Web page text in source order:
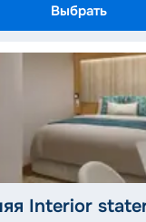
Выбрать
Interior